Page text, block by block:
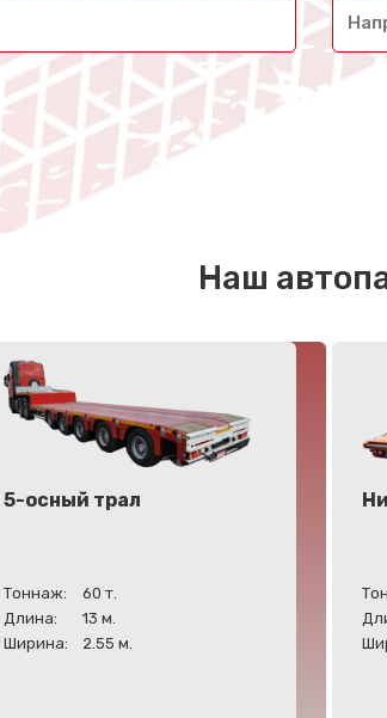
Наш
5-осный трал
Тоннаж:
60 т.
Длина:
13 м.
Ширина:
2.55 м.